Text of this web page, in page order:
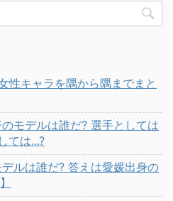
性キャラを隅から隅までまと
のモデルは誰だ? 選手としては
ては...?
デルは誰だ? 答えは愛媛出身の